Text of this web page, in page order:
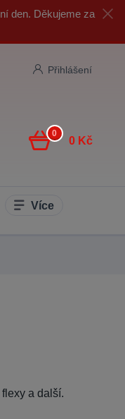
den. Děkujeme za
Přihlášení
0
0 Kč
Více
a další.